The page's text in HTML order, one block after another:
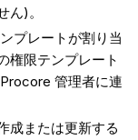
ん)。
プレートが割り当
権限テンプレート
管理者に連
成または更新する